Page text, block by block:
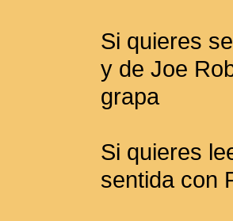
Si quieres
y de Joe
grapa
Si quieres
sentida con